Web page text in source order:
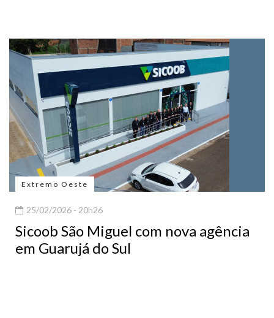
Extremo Oeste
25/02/2026 - 20h26
Sicoob São Miguel com nova agência
em Guarujá do Sul